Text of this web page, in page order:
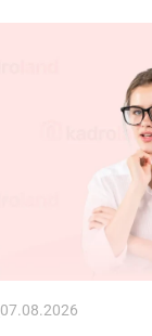
07.08.2026